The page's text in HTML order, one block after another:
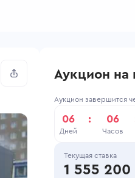
Аукцион
Аукцион завершится
06
Дней
: 06
Часов
Текущая ставка
1 555 200